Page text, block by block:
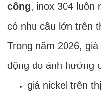
công, inox 304 luôn
có nhu cầu lớn trên
Trong năm 2026,
động do ảnh hưởng
giá nickel trên